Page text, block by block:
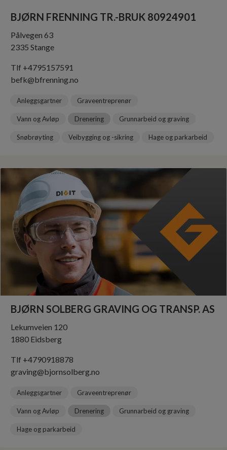
Pålvegen 63
2335 Stange
Tlf +4795157591
befk@bfrenning.no
Graveentreprenør
Anleggsgartner
Grunnarbeid og graving
Drenering
Vann og Avløp
Hage og parkarbeid
Veibygging og -sikring
Snøbrøyting